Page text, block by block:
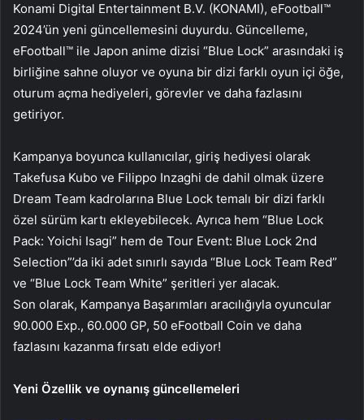
Konami Digital Entertainment B.V. (KONAMI), eFootball™
2024’ün yeni güncellemesini duyurdu. Güncelleme,
eFootball™ ile Japon anime dizisi “Blue Lock” arasındaki iş
birliğine sahne oluyor ve oyuna bir dizi farklı oyun içi öğe,
oturum açma hediyeleri, görevler ve daha fazlasını
getiriyor.
Kampanya boyunca kullanıcılar, giriş hediyesi olarak
Takefusa Kubo ve Filippo Inzaghi de dahil olmak üzere
Dream Team kadrolarına Blue Lock temalı bir dizi farklı
özel sürüm kartı ekleyebilecek. Ayrıca hem “Blue Lock
Pack: Yoichi Isagi” hem de Tour Event: Blue Lock 2nd
Selection”’da iki adet sınırlı sayıda “Blue Lock Team Red”
ve “Blue Lock Team White” şeritleri yer alacak.
Son olarak, Kampanya Başarımları aracılığıyla oyuncular
90.000 Exp., 60.000 GP, 50 eFootball Coin ve daha
fazlasını kazanma fırsatı elde ediyor!
Yeni Özellik ve oynanış güncellemeleri